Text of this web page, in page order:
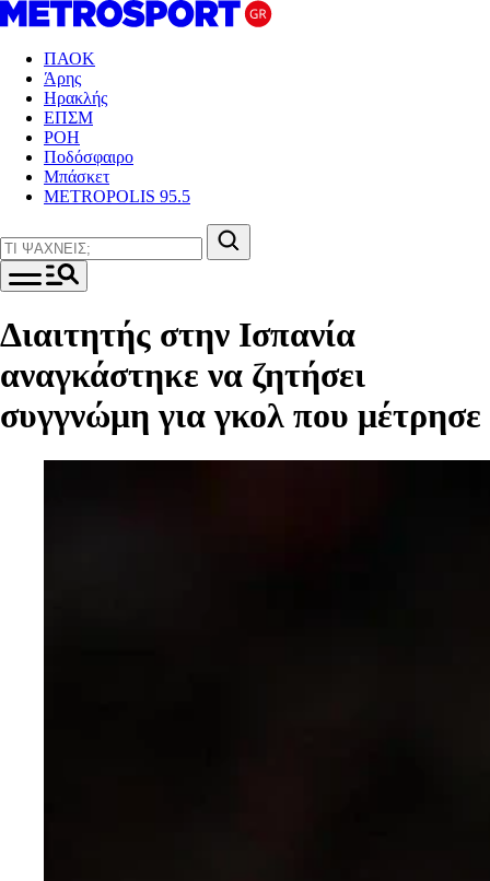
ΠΑΟΚ
Άρης
Ηρακλής
ΕΠΣΜ
ΡΟΗ
Ποδόσφαιρο
Μπάσκετ
METROPOLIS 95.5
Διαιτητής στην Ισπανία
αναγκάστηκε να ζητήσει
συγγνώμη για γκολ που μέτρησε